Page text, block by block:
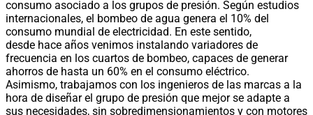
consumo asociado a los grupos de presión. Según estudios
internacionales, el bombeo de agua genera el 10% del
consumo mundial de electricidad. En este sentido,
desde hace años venimos instalando variadores de
frecuencia en los cuartos de bombeo, capaces de generar
ahorros de hasta un 60% en el consumo eléctrico.
Asimismo, trabajamos con los ingenieros de las marcas a la
hora de diseñar el grupo de presión que mejor se adapte a
sus necesidades, sin sobredimensionamientos y con motores